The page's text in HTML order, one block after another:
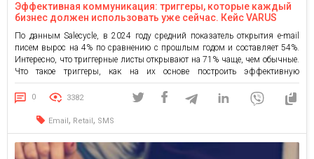
Эффективная коммуникация: триггеры, которые каждый
бизнес должен использовать уже сейчас. Кейс VARUS
По данным Salecycle, в 2024 году средний показатель открытия e-mail
писем вырос на 4% по сравнению с прошлым годом и составляет 54%.
Интересно, что триггерные листы открывают на 71% чаще, чем обычные.
Что такое триггеры, как на их основе построить эффективную
коммуникацию с клиентом, увеличивая продажи, — рассказывает
руководитель отдела директ-маркетинга VARUS.UA Инна Лазоренко. Что
0 3382
Email , Retail , SMS